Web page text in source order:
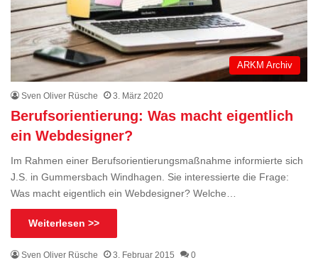
ARKM Archiv
Sven Oliver Rüsche 3. März 2020
Berufsorientierung: Was macht eigentlich
ein Webdesigner?
Im Rahmen einer Berufsorientierungsmaßnahme informierte sich
J.S. in Gummersbach Windhagen. Sie interessierte die Frage:
Was macht eigentlich ein Webdesigner? Welche…
Weiterlesen >>
Sven Oliver Rüsche 3. Februar 2015 0